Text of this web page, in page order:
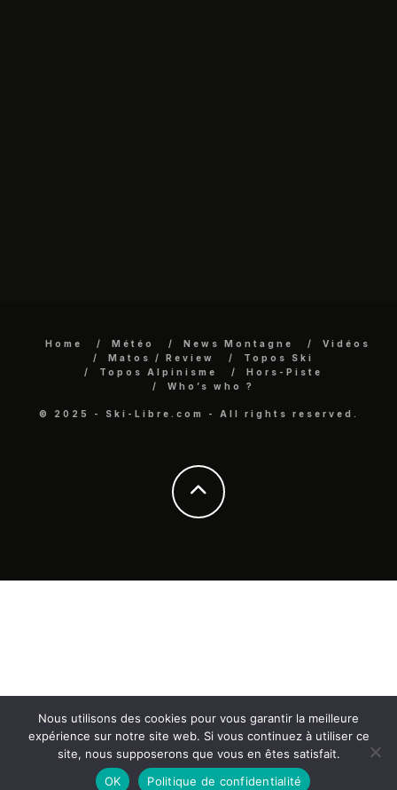
Home Météo News Montagne
Vidéos
Matos / Review
Topos Ski
Topos Alpinisme
Hors-Piste
Who’s who ?
© 2025 - Ski-Libre.com - All rights reserved.
Nous utilisons des cookies pour vous garantir la meilleure
expérience sur notre site web. Si vous continuez à utiliser ce
site, nous supposerons que vous en êtes satisfait.
OK
Politique de confidentialité